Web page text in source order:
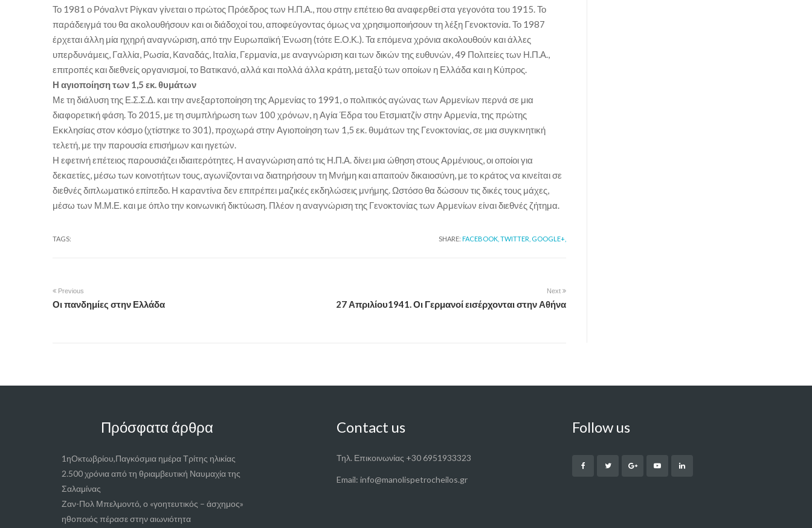
Το 1981 ο Ρόναλντ Ρίγκαν γίνεται ο πρώτος Πρόεδρος των Η.Π.Α., που στην επέτειο θα αναφερθεί στα γεγονότα του 1915. Το
παράδειγμά του θα ακολουθήσουν και οι διάδοχοί του, αποφεύγοντας όμως να χρησιμοποιήσουν τη λέξη Γενοκτονία. Το 1987
έρχεται άλλη μία ηχηρή αναγνώριση, από την Ευρωπαϊκή Ένωση (τότε Ε.Ο.Κ.). Τα επόμενα χρόνια ακολουθούν και άλλες
υπερδυνάμεις, Γαλλία, Ρωσία, Καναδάς, Ιταλία, Γερμανία, με αναγνώριση και των δικών της ευθυνών, 49 Πολιτείες των Η.Π.Α.,
επιτροπές και διεθνείς οργανισμοί, το Βατικανό, αλλά και πολλά άλλα κράτη, μεταξύ των οποίων η Ελλάδα και η Κύπρος.
Η αγιοποίηση των 1,5 εκ. θυμάτων
Με τη διάλυση της Ε.Σ.Σ.Δ. και την ανεξαρτοποίηση της Αρμενίας το 1991, ο πολιτικός αγώνας των Αρμενίων περνά σε μια
διαφορετική φάση. Το 2015, με τη συμπλήρωση των 100 χρόνων, η Αγία Έδρα του Ετσμιατζίν στην Αρμενία, της πρώτης
Εκκλησίας στον κόσμο (χτίστηκε το 301), προχωρά στην Αγιοποίηση των 1,5 εκ. θυμάτων της Γενοκτονίας, σε μια συγκινητική
τελετή, με την παρουσία επισήμων και ηγετών.
Η εφετινή επέτειος παρουσιάζει ιδιαιτερότητες. Η αναγνώριση από τις Η.Π.Α. δίνει μια ώθηση στους Αρμένιους, οι οποίοι για
δεκαετίες, μέσω των κοινοτήτων τους, αγωνίζονται να διατηρήσουν τη Μνήμη και απαιτούν δικαιοσύνη, με το κράτος να κινείται σε
διεθνές διπλωματικό επίπεδο. Η καραντίνα δεν επιτρέπει μαζικές εκδηλώσεις μνήμης. Ωστόσο θα δώσουν τις δικές τους μάχες,
μέσω των Μ.Μ.Ε. και με όπλο την κοινωνική δικτύωση. Πλέον η αναγνώριση της Γενοκτονίας των Αρμενίων είναι διεθνές ζήτημα.
TAGS: SHARE: FACEBOOK, TWITTER, GOOGLE+,
Previous
Οι πανδημίες στην Ελλάδα
Next
27 Απριλίου1941. Οι Γερμανοί εισέρχονται στην Αθήνα
Πρόσφατα άρθρα
1ηΟκτωβρίου,Παγκόσμια ημέρα Τρίτης ηλικίας
2.500 χρόνια από τη θριαμβευτική Ναυμαχία της
Σαλαμίνας
Ζαν-Πολ Μπελμοντό, ο «γοητευτικός – άσχημος»
ηθοποιός πέρασε στην αιωνιότητα
Contact us
Τηλ. Επικοινωνίας +30 6951933323
Email: info@manolispetrocheilos.gr
Follow us